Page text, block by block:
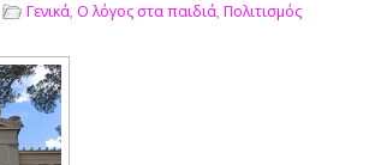
Γενικά, Ο λόγος στα παιδιά, Πολιτισμός